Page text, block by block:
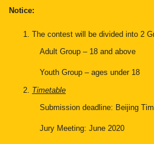
Notice:
1. The contest will be divided into 2
Adult Group – 18 and above
Youth Group – ages under 18
2. Timetable
Submission deadline: Beijing
Jury Meeting: June 2020